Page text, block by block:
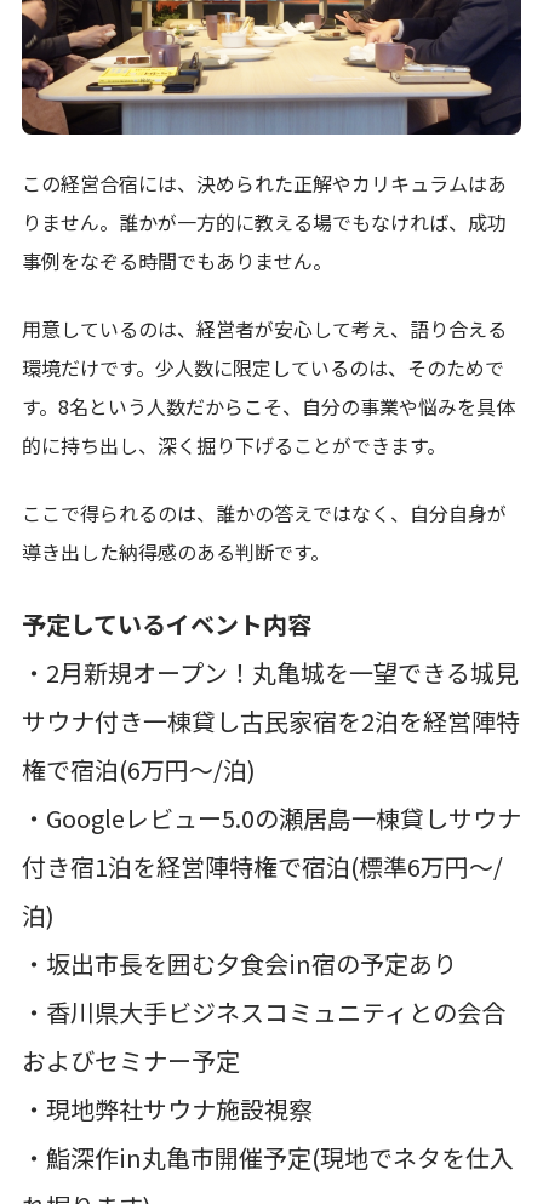
この経営合宿には、決められた正解やカリキュラムはあ
りません。誰かが一方的に教える場でもなければ、成功
事例をなぞる時間でもありません。
用意しているのは、経営者が安心して考え、語り合える
環境だけです。少人数に限定しているのは、そのためで
す。8名という人数だからこそ、自分の事業や悩みを具体
的に持ち出し、深く掘り下げることができます。
ここで得られるのは、誰かの答えではなく、自分自身が
導き出した納得感のある判断です。
予定しているイベント内容
・2月新規オープン！丸亀城を一望できる城見
サウナ付き一棟貸し古民家宿を2泊を経営陣特
権で宿泊(6万円〜/泊)
・Googleレビュー5.0の瀬居島一棟貸しサウナ
付き宿1泊を経営陣特権で宿泊(標準6万円〜/
泊)
・坂出市長を囲む夕食会in宿の予定あり
・香川県大手ビジネスコミュニティとの会合
およびセミナー予定
・現地弊社サウナ施設視察
・鮨深作in丸亀市開催予定(現地でネタを仕入